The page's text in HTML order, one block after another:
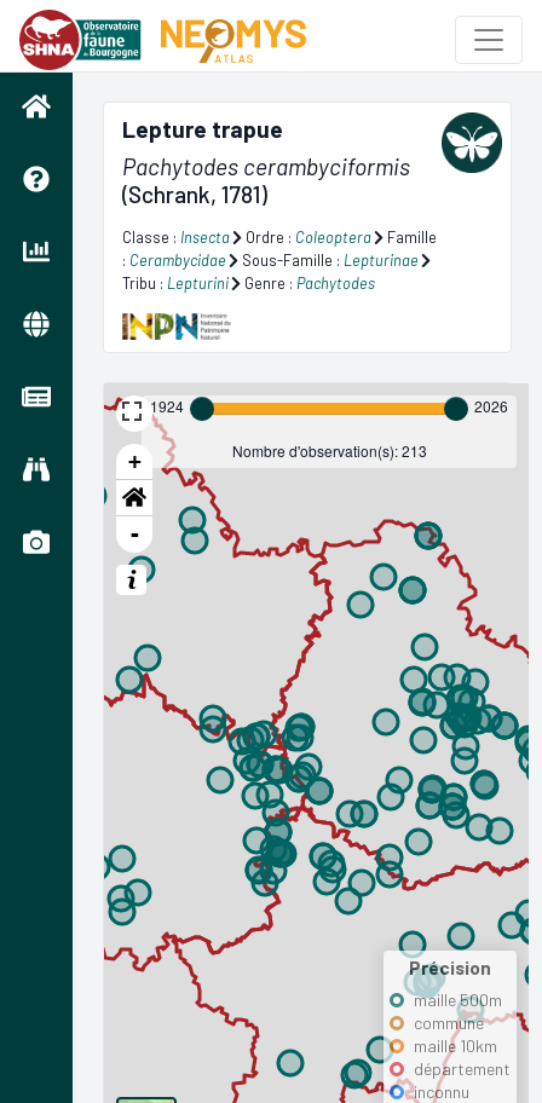
Lepture trapue
Pachytodes cerambyciformis
(Schrank, 1781)
Classe : Insecta Ordre : Coleoptera
Famille
: Cerambycidae Sous-Famille : Lepturinae
Tribu : Lepturini Genre : Pachytodes
+
-
1924 2026
Nombre d'observation(s): 213
Précision
maille 500m
commune
maille 10km
département
inconnu